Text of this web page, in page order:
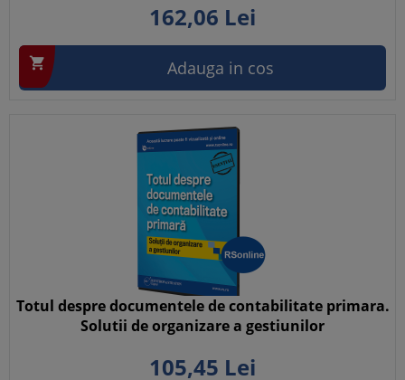
162,06 Lei
 Adauga in cos
Totul despre documentele de contabilitate primara.
Solutii de organizare a gestiunilor
105,45 Lei